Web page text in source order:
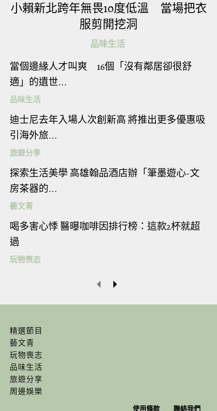
▼他的推特上有不少美照，網友們紛紛留言說：
「看到興奮了」、「我只看到20歲美少女」、「想
同你膝枕及結婚」、「可否脫下襪拍多張」、「你
有沒有找男朋友」。
娘，比如這位育有2個女兒的43歲大叔
@tani_takuma。
小賴新北跨年無畏10度低溫 當場把衣
服剪開挖洞
品味生活
當個邊緣人才叫爽 16個「沒有鄰居卻很舒
適」的遺世...
品味生活
迪士尼去年入場人次創新高 將推出更多優惠吸
引海外旅...
旅遊分享
探索生活美學 高雄翰品酒店辦「筆墨遊心-文
房茶器的...
藝文青
喝多害心悸 醫曝咖啡因排行榜：這款2杯就超
過
玩物喪志
精選節目
藝文青
玩物喪志
品味生活
旅遊分享
周邊娛樂
使用條款 聯絡我們